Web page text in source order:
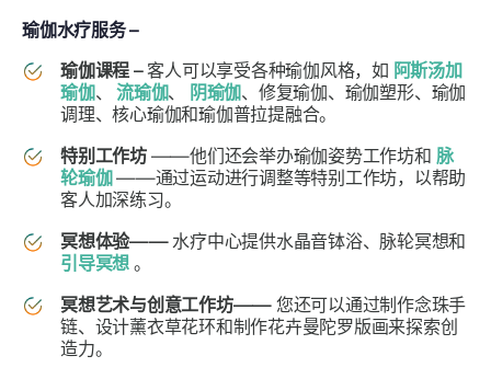
瑜伽水疗服务 –
瑜伽课程 –客人可以享受各种瑜伽风格，如 阿斯汤加
瑜伽、流瑜伽、 阴瑜伽、修复瑜伽、瑜伽塑形、瑜伽
调理、核心瑜伽和瑜伽普拉提融合。
特别工作坊——他们还会举办瑜伽姿势工作坊和 脉
轮瑜伽——通过运动进行调整等特别工作坊，以帮助
客人加深练习。
冥想体验——水疗中心提供水晶音钵浴、脉轮冥想和
引导冥想 。
冥想艺术与创意工作坊—— 您还可以通过制作念珠手
链、设计薰衣草花环和制作花卉曼陀罗版画来探索创
造力。